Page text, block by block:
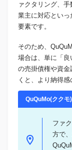
ァクタリング、
業主に対応とい
要素です。
そのため、
場合は、単に「
の売掛債権や資
くと、より納得感
QuQuMo(ククモ
ファ
方で